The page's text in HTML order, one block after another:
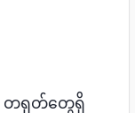
တရုတ်တွေရှိ